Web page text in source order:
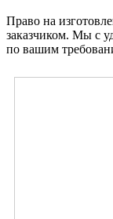
Право на
заказчиком. Мы с
по вашим